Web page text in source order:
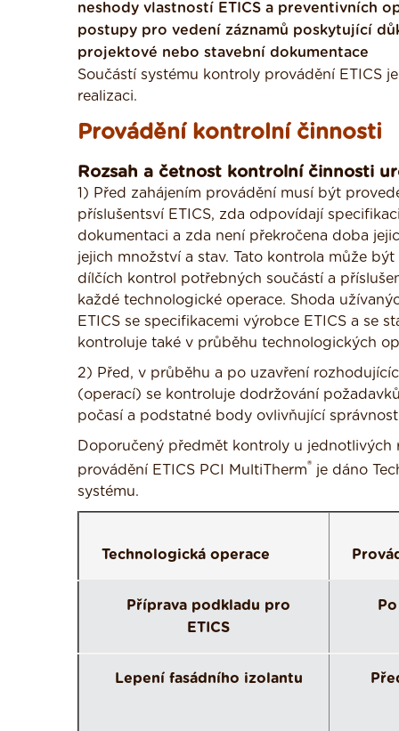
neshody vlastností ETICS a preventivních
postupy pro vedení záznamů poskytující
projektové nebo stavební dokumentace
Součástí systému kontroly provádění ETICS
realizaci.
Provádění kontrolní činnosti
Rozsah a četnost kontrolní činnosti
1) Před zahájením provádění musí být
příslušentsví ETICS, zda odpovídají
dokumentaci a zda není překročena doba
jejich množství a stav. Tato kontrola může být
dílčích kontrol potřebných součástí a
každé technologické operace. Shoda
ETICS se specifikacemi výrobce ETICS a se
kontroluje také v průběhu technologických
2) Před, v průběhu a po uzavření
(operací) se kontroluje dodržování
počasí a podstatné body ovlivňující
Doporučený předmět kontroly u
provádění ETICS PCI MultiTherm® je dáno
systému.
Technologická operace
Příprava podkladu pro
ETICS
Lepení fasádního izolantu